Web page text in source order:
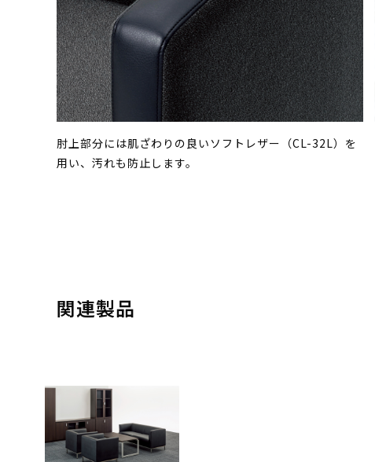
肘上部分には肌ざわりの良いソフトレザー（CL-32L）を
用い、汚れも防止します。
関連製品